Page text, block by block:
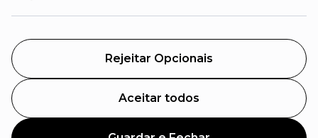
Rejeitar Opcionais
Aceitar todos